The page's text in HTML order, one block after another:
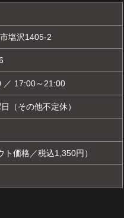
塩沢1405-2
／ 17:00～21:00
（その他不定休）
ト価格／税込1,350円）